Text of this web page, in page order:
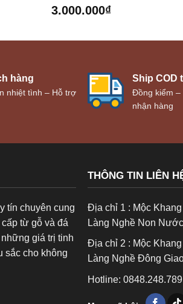
3.000.000₫
hàng
nhiệt tình – Hỗ trợ
Ship COD
Đồng kiểm –
nhận hàng
tín chuyên cung
từ gỗ và đá
giá trị tinh
sắc cho không
THÔNG TIN LIÊN
Địa chỉ 1 : Mộc Khang
Làng Nghề Non
Địa chỉ 2 : Mộc Khang
Làng Nghề Đông
Hotline: 0848.248.789